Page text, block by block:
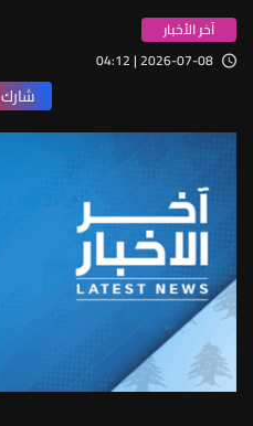
آخر الأخبار
2026-07-08 | 04:12
شارك